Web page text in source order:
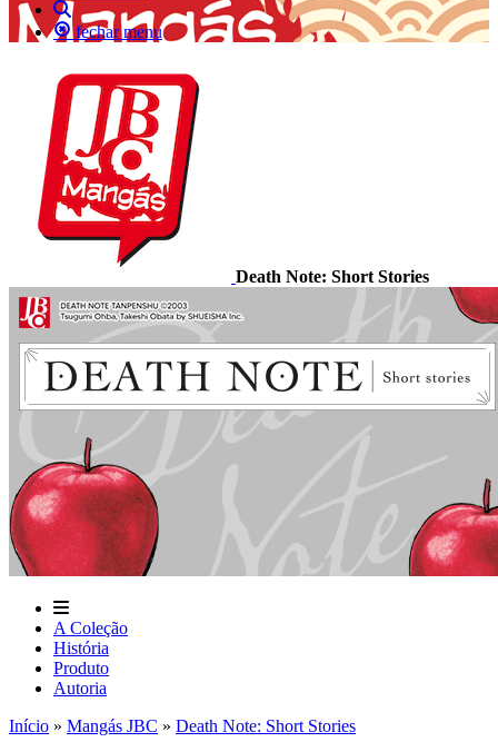
fechar menu
Death Note: Short Stories
A Coleção
História
Produto
Autoria
Início » Mangás JBC » Death Note: Short Stories